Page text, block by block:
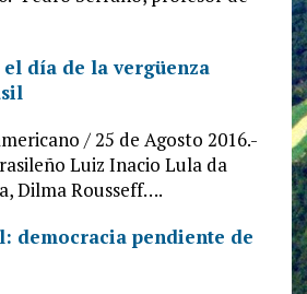
día de la vergüenza
/ 25 de Agosto 2016.-
Luiz Inacio Lula da
Dilma Rousseff….
democracia pendiente de